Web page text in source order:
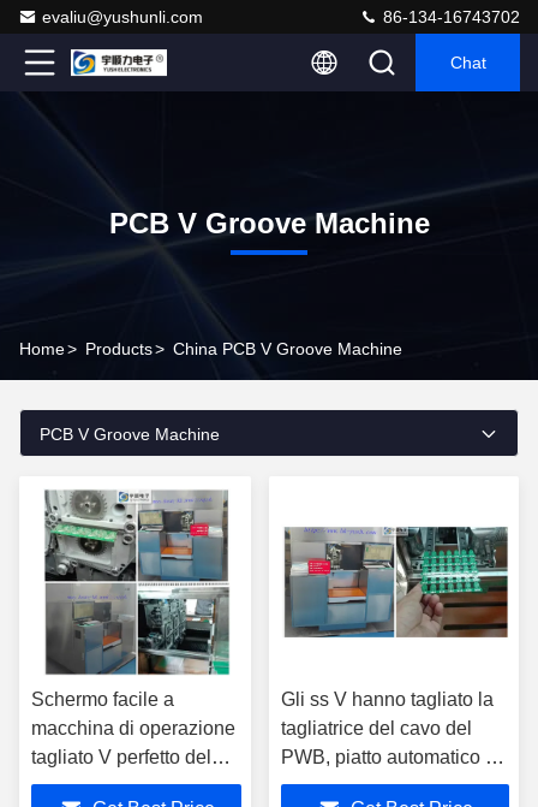
evaliu@yushunli.com 86-134-16743702
Chat
PCB V Groove Machine
Home> Products> China PCB V Groove Machine
PCB V Groove Machine
Schermo facile a
macchina di operazione
tagliato V perfetto del
PWB di alta precisione
Gli ss V hanno tagliato la
tagliatrice del cavo del
PWB, piatto automatico di
ritrazione